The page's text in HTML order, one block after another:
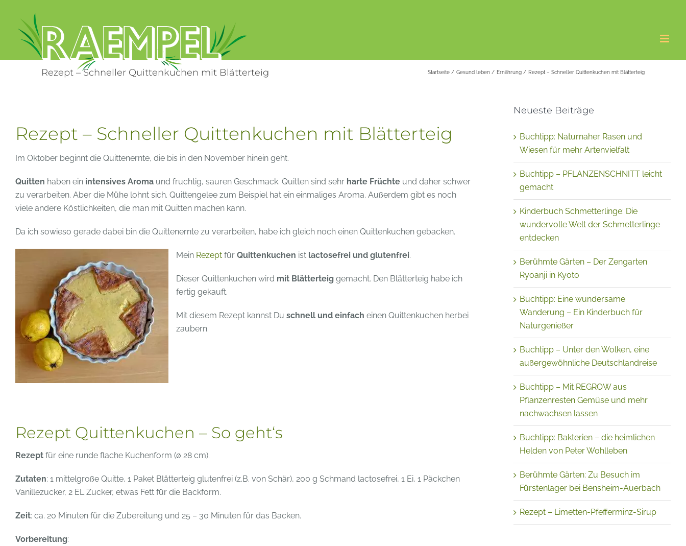
springen
Rezept – Schneller Quittenkuchen mit Blätterteig Startseite Gesund leben Ernährung Rezept – Schneller Quittenkuchen mit Blätterteig
Rezept – Schneller Quittenkuchen mit Blätterteig
Im Oktober beginnt die Quittenernte, die bis in den November hinein geht.
Quitten haben ein intensives Aroma und fruchtig, sauren Geschmack. Quitten sind sehr harte Früchte und daher schwer
zu verarbeiten. Aber die Mühe lohnt sich. Quittengelee zum Beispiel hat ein einmaliges Aroma. Außerdem gibt es noch
viele andere Köstlichkeiten, die man mit Quitten machen kann.
Da ich sowieso gerade dabei bin die Quittenernte zu verarbeiten, habe ich gleich noch einen Quittenkuchen gebacken.
Mein Rezept für Quittenkuchen ist lactosefrei und glutenfrei.
Dieser Quittenkuchen wird mit Blätterteig gemacht. Den Blätterteig habe ich
fertig gekauft.
Mit diesem Rezept kannst Du schnell und einfach einen Quittenkuchen herbei
zaubern.
Rezept Quittenkuchen – So geht‘s
Rezept für eine runde flache Kuchenform (ø 28 cm).
Zutaten: 1 mittelgroße Quitte, 1 Paket Blätterteig glutenfrei (z.B. von Schär), 200 g Schmand lactosefrei, 1 Ei, 1 Päckchen
Vanillezucker, 2 EL Zucker, etwas Fett für die Backform.
Zeit: ca. 20 Minuten für die Zubereitung und 25 – 30 Minuten für das Backen.
Vorbereitung:
Neueste Beiträge
Buchtipp: Naturnaher Rasen und
Wiesen für mehr Artenvielfalt
Buchtipp – PFLANZENSCHNITT leicht
gemacht
Kinderbuch Schmetterlinge: Die
wundervolle Welt der Schmetterlinge
entdecken
Berühmte Gärten – Der Zengarten
Ryoanji in Kyoto
Buchtipp: Eine wundersame
Wanderung – Ein Kinderbuch für
Naturgenießer
Buchtipp – Unter den Wolken, eine
außergewöhnliche Deutschlandreise
Buchtipp – Mit REGROW aus
Pflanzenresten Gemüse und mehr
nachwachsen lassen
Buchtipp: Bakterien – die heimlichen
Helden von Peter Wohlleben
Berühmte Gärten: Zu Besuch im
Fürstenlager bei Bensheim-Auerbach
Rezept – Limetten-Pfefferminz-Sirup